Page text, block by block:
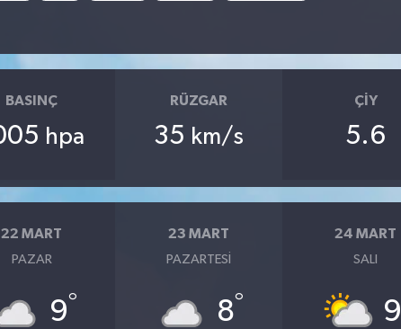
BASINÇ
hpa
RÜZGAR
35 km/s
ÇIY
5.6
22 MART
PAZAR
9°
23 MART
PAZARTESI
8°
24 MART
SALI
9